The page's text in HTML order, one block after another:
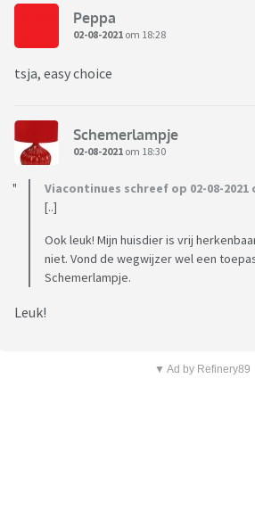
Peppa
02-08-2021 om 18:28
tsja, easy choice
Schemerlampje
02-08-2021 om 18:30
Viacontinues schreef op 02-08-2021
[..]
Ook leuk! Mijn huisdier is vrij
niet. Vond de wegwijzer wel een
Schemerlampje.
Leuk!
▼ Ad by Refinery89